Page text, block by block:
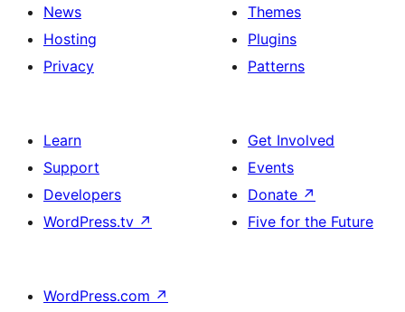
News
Hosting
Privacy
Themes
Plugins
Patterns
Learn
Support
Developers
WordPress.tv ↗
Get Involved
Events
Donate ↗
Five for the Future
WordPress.com ↗